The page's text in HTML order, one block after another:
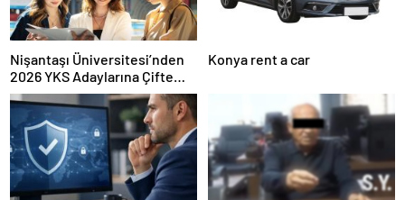
Nişantaşı Üniversitesi’nden
2026 YKS Adaylarına Çifte
Güvence: Sabit Ücret ve
Kesintisiz Burs
Konya rent a car